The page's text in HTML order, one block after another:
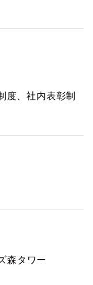
度、社内表彰制
森タワー